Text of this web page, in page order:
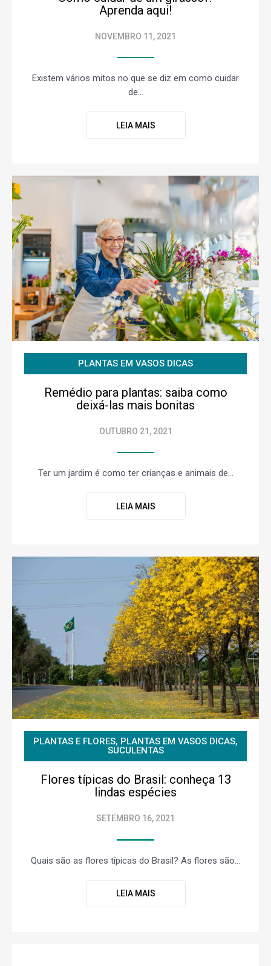
Aprenda aqui!
NOVEMBRO 11, 2021
Existem vários mitos no que se diz em como cuidar
de...
LEIA MAIS
PLANTAS EM VASOS DICAS
Remédio para plantas: saiba como
deixá-las mais bonitas
OUTUBRO 21, 2021
Ter um jardim é como ter crianças e animais de...
LEIA MAIS
PLANTAS E FLORES, PLANTAS EM VASOS DICAS,
SUCULENTAS
Flores típicas do Brasil: conheça 13
lindas espécies
SETEMBRO 16, 2021
Quais são as flores típicas do Brasil? As flores são...
LEIA MAIS